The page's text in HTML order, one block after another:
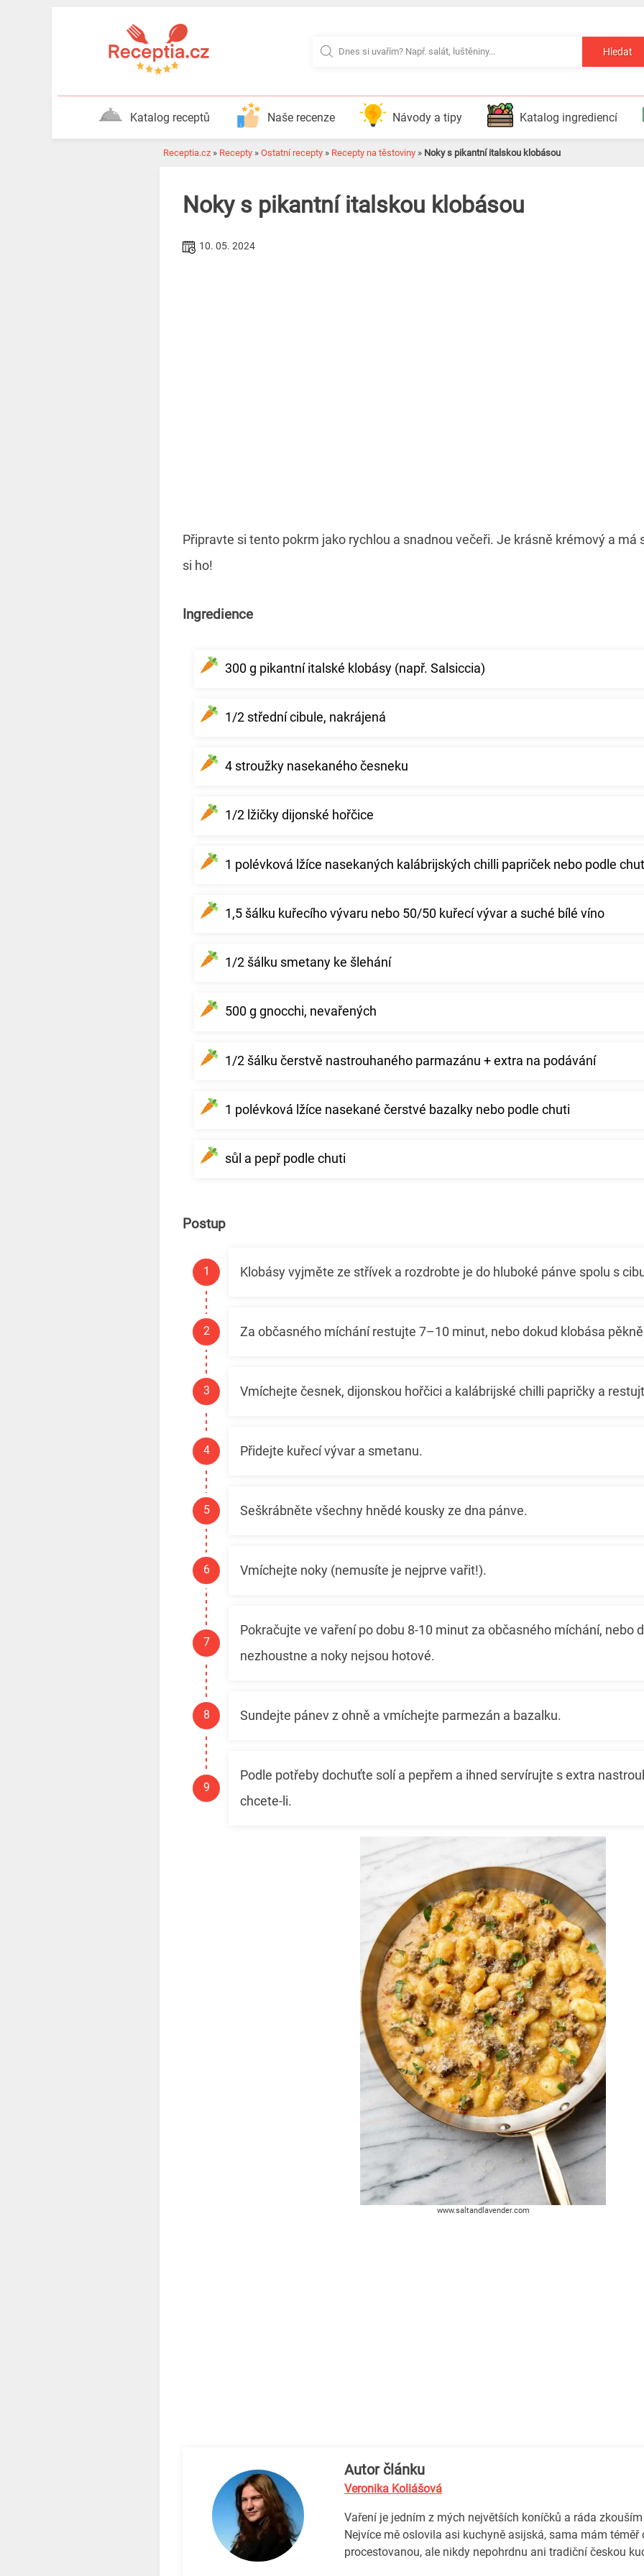
Hledat
Katalog receptů Naše recenze Návody a tipy Katalog ingrediencí
Receptia.cz » Recepty » Ostatní recepty » Recepty na těstoviny » Noky s pikantní italskou klobásou
Noky s pikantní italskou klobásou
10. 05. 2024
Připravte si tento pokrm jako rychlou a snadnou večeři. Je krásně krémový a
si ho!
Ingredience
300 g pikantní italské klobásy (např. Salsiccia)
1/2 střední cibule, nakrájená
4 stroužky nasekaného česneku
1/2 lžičky dijonské hořčice
1 polévková lžíce nasekaných kalábrijských chilli papriček nebo podle
1,5 šálku kuřecího vývaru nebo 50/50 kuřecí vývar a suché bílé víno
1/2 šálku smetany ke šlehání
500 g gnocchi, nevařených
1/2 šálku čerstvě nastrouhaného parmazánu + extra na podávání
1 polévková lžíce nasekané čerstvé bazalky nebo podle chuti
sůl a pepř podle chuti
Postup
Klobásy vyjměte ze střívek a rozdrobte je do hluboké pánve spolu s
Za občasného míchání restujte 7–10 minut, nebo dokud klobása
Vmíchejte česnek, dijonskou hořčici a kalábrijské chilli papričky a
Přidejte kuřecí vývar a smetanu.
Seškrábněte všechny hnědé kousky ze dna pánve.
Vmíchejte noky (nemusíte je nejprve vařit!).
Pokračujte ve vaření po dobu 8-10 minut za občasného míchání, nebo
nezhoustne a noky nejsou hotové.
Sundejte pánev z ohně a vmíchejte parmezán a bazalku.
Podle potřeby dochuťte solí a pepřem a ihned servírujte s extra
chcete-li.
www.saltandlavender.com
Autor článku
Veronika Koliášová
Vaření je jedním z mých největších koníčků a ráda
Nejvíce mě oslovila asi kuchyně asijská, sama mám téměř
procestovanou, ale nikdy nepohrdnu ani tradiční českou